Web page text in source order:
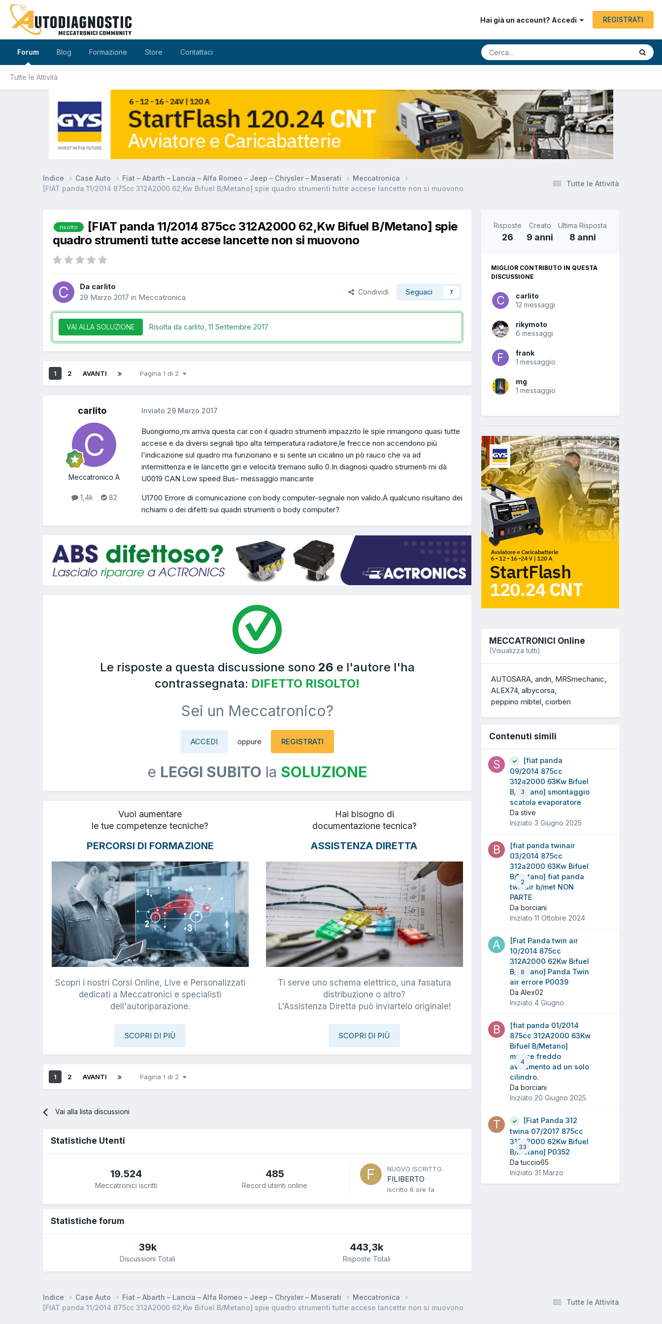
Hai già un account? Accedi REGISTRATI
Forum
Tutte le Attività
Blog Formazione Store Contattaci
Tutte le Attività
Indice Case Auto Fiat – Abarth – Lancia – Alfa Romeo – Jeep – Chrysler – Maserati
Meccatronica
[FIAT panda 11/2014 875cc 312A2000 62,Kw Bifuel B/Metano] spie quadro strumenti tutte accese lancette non si muovono
risolto
[FIAT panda 11/2014 875cc 312A2000 62,Kw Bifuel B/Metano] spie
quadro strumenti tutte accese lancette non si muovono
Da carlito
29 Marzo 2017 in Meccatronica
Condividi Seguaci 7
VAI ALLA SOLUZIONE Risolta da carlito, 11 Settembre 2017
1 2 AVANTI Pagina 1 di 2
carlito
Meccatronico A
1,4k 82
Inviato 29 Marzo 2017
Buongiorno,mi arriva questa car con il quadro strumenti impazzito le spie rimangono quasi tutte
accese e da diversi segnali tipo alta temperatura radiatore,le frecce non accendono più
l'indicazione sul quadro ma funzionano e si sente un cicalino un pò rauco che va ad
intermittenza e le lancette giri e velocità tremano sullo 0.In diagnosi quadro strumenti mi dà
U0019 CAN Low speed Bus- messaggio mancante
U1700 Errore di comunicazione con body computer-segnale non valido.A qualcuno risultano dei
richiami o dei difetti sui quadri strumenti o body computer?
Le risposte a questa discussione sono 26 e l'autore l'ha
contrassegnata: DIFETTO RISOLTO!
Sei un Meccatronico?
ACCEDI oppure REGISTRATI
e LEGGI SUBITO la SOLUZIONE
Vuoi aumentare
le tue competenze tecniche?
PERCORSI DI FORMAZIONE
Scopri i nostri Corsi Online, Live e Personalizzati
dedicati a Meccatronici e specialisti
dell'autoriparazione.
SCOPRI DI PIÙ
Hai bisogno di
documentazione tecnica?
ASSISTENZA DIRETTA
Ti serve uno schema elettrico, una fasatura
distribuzione o altro?
L'Assistenza Diretta può inviartelo originale!
SCOPRI DI PIÙ
1 2 AVANTI Pagina 1 di 2
Vai alla lista discussioni
Statistiche Utenti
19.524
Meccatronici iscritti
485
Record utenti online
NUOVO ISCRITTO
FILIBERTO
Iscritto 6 ore fa
Statistiche forum
39k
Discussioni Totali
443,3k
Risposte Totali
Risposte
26
Creato
9 anni
Ultima Risposta
8 anni
MIGLIOR CONTRIBUTO IN QUESTA
DISCUSSIONE
carlito
12 messaggi
rikymoto
6 messaggi
frank
1 messaggio
mg
1 messaggio
MECCATRONICI Online
(Visualizza tutti)
AUTOSARA andri MRSmechanic
ALEX74 albycorsa
peppino mibtel ciorben
Contenuti simili
3
[fiat panda
09/2014 875cc
312a2000 63Kw Bifuel
B/Metano] smontaggio
scatola evaporatore
Da stive
Iniziato 3 Giugno 2025
2
[fiat panda twinair
03/2014 875cc
312a2000 63Kw Bifuel
B/Metano] fiat panda
twinair b/met NON
PARTE
Da borciani
Iniziato 11 Ottobre 2024
8
[Fiat Panda twin air
10/2014 875cc
312A2000 62Kw Bifuel
B/Metano] Panda Twin
air errore P0039
Da Alex02
Iniziato 4 Giugno
4
[fiat panda 01/2014
875cc 312A2000 63Kw
Bifuel B/Metano]
motore freddo
avviamento ad un solo
cilindro.
Da borciani
Iniziato 20 Giugno 2025
33
[Fiat Panda 312
twina 07/2017 875cc
312a2000 62Kw Bifuel
B/Metano] P0352
Da tuccio65
Iniziato 31 Marzo
Tutte le Attività
Indice Case Auto Fiat – Abarth – Lancia – Alfa Romeo – Jeep – Chrysler – Maserati
Meccatronica
[FIAT panda 11/2014 875cc 312A2000 62,Kw Bifuel B/Metano] spie quadro strumenti tutte accese lancette non si muovono